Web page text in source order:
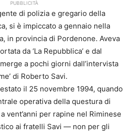
PUBBLICITÀ
di polizia e gregario della
si è impiccato a gennaio nella
in provincia di Pordenone. Aveva
da ‘La Repubblica’ e dal
a pochi giorni dall’intervista
di Roberto Savi.
il 25 novembre 1994, quando
operativa della questura di
vent’anni per rapine nel Riminese
ai fratelli Savi — non per gli